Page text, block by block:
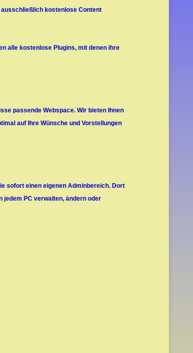
kostenlose Content
alle kostenlose Plugins, mit denen ihre
passende Webspace. Wir bieten Ihnen
auf Ihre Wünsche und Vorstellungen
sofort einen eigenen Adminbereich. Dort
jedem PC verwalten, ändern oder